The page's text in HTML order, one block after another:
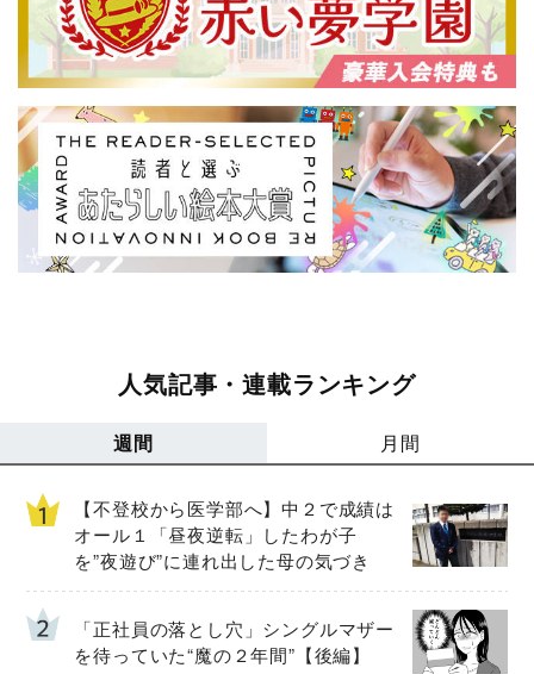
人気記事・連載ランキング
週間 月間
【不登校から医学部へ】中２で成績は
オール１「昼夜逆転」したわが子
を”夜遊び”に連れ出した母の気づき
「正社員の落とし穴」シングルマザー
を待っていた“魔の２年間”【後編】